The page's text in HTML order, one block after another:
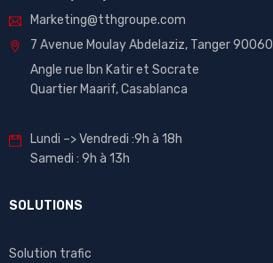
Marketing@tthgroupe.com
7 Avenue Moulay Abdelaziz, Tanger 90060
Angle rue Ibn Katir et Socrate
Quartier Maarif, Casablanca
Lundi –> Vendredi :9h à 18h
Samedi : 9h à 13h
SOLUTIONS
Solution trafic